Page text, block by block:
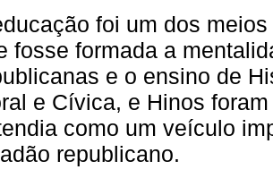
foi um dos
fosse formada a
e o ensino de
e Cívica, e Hinos
como um veículo
republicano.